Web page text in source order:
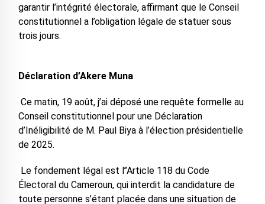
garantir l’intégrité électorale, affirmant que le Conseil
constitutionnel a l’obligation légale de statuer sous
trois jours.
Déclaration d’Akere Muna
Ce matin, 19 août, j’ai déposé une requête formelle au
Conseil constitutionnel pour une Déclaration
d’Inéligibilité de M. Paul Biya à l’élection présidentielle
de 2025.
Le fondement légal est l’’Article 118 du Code
Électoral du Cameroun, qui interdit la candidature de
toute personne s’étant placée dans une situation de